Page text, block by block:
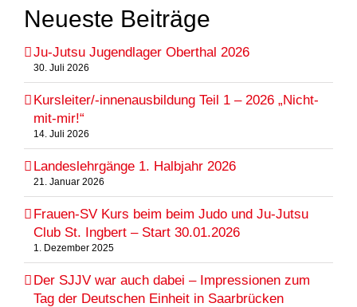
Neueste Beiträge
Ju-Jutsu Jugendlager Oberthal 2026
30. Juli 2026
Kursleiter/-innenausbildung Teil 1 – 2026 „Nicht-
mit-mir!“
14. Juli 2026
Landeslehrgänge 1. Halbjahr 2026
21. Januar 2026
Frauen-SV Kurs beim beim Judo und Ju-Jutsu
Club St. Ingbert – Start 30.01.2026
1. Dezember 2025
Der SJJV war auch dabei – Impressionen zum
Tag der Deutschen Einheit in Saarbrücken